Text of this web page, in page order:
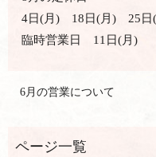
4日(月) 18日(月) 25日
臨時営業日 11日(月)
6月の営業について